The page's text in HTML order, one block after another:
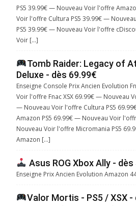
PS5 39.99€ — Nouveau Voir l'offre
Voir l'offre Cultura PS5 39.99€ —
PS5 39.99€ — Nouveau Voir l'offre
Voir […]
Tomb Raider: Legacy of
Deluxe - dès 69.99€
Enseigne Console Prix Ancien Evolution
Voir l'offre Fnac XSX 69.99€ — Nouveau
— Nouveau Voir l'offre Cultura PS5
Amazon PS5 69.99€ — Nouveau Voir
Nouveau Voir l'offre Micromania PS5
Amazon […]
Asus ROG Xbox Ally - dès
Enseigne Prix Ancien Evolution Amazon
Valor Mortis - PS5 / XSX -